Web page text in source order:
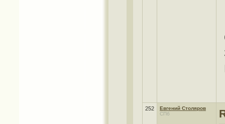
252
Евгений Столяров
СПб